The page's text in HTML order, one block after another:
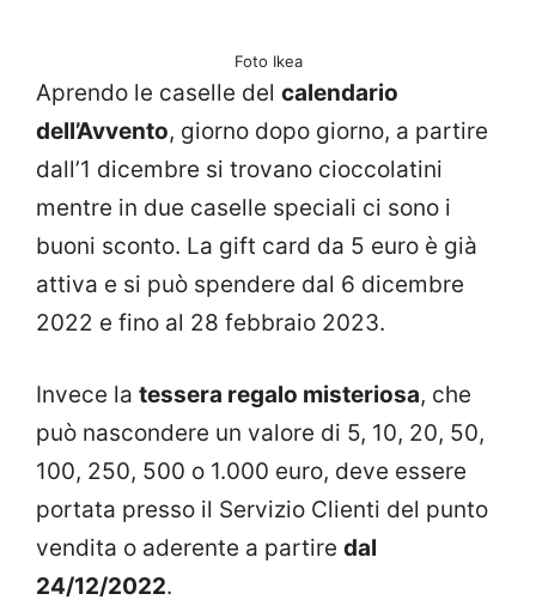
Foto Ikea
Aprendo le caselle del calendario
dell’Avvento, giorno dopo giorno, a partire
dall’1 dicembre si trovano cioccolatini
mentre in due caselle speciali ci sono i
buoni sconto. La gift card da 5 euro è già
attiva e si può spendere dal 6 dicembre
2022 e fino al 28 febbraio 2023.
Invece la tessera regalo misteriosa, che
può nascondere un valore di 5, 10, 20, 50,
100, 250, 500 o 1.000 euro, deve essere
portata presso il Servizio Clienti del punto
vendita o aderente a partire dal
24/12/2022.